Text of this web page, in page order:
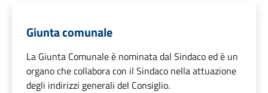
Giunta comunale
La Giunta Comunale è nominata dal Sindaco ed è un
organo che collabora con il Sindaco nella attuazione
degli indirizzi generali del Consiglio.